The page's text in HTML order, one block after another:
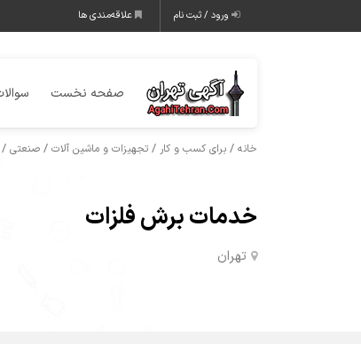
ورود / ثبت نام علاقه‌مندی ها
صفحه نخست
خانه / برای کسب و کار / تجهیزات و ماشین آلات / صنعتی /
خدمات برش فلزات
تهران